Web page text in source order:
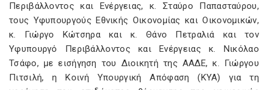
Περιβάλλοντος και Ενέργειας, κ. Σταύρο Παπασταύρου,
τους Υφυπουργούς Εθνικής Οικονομίας και Οικονομικών,
κ. Γιώργο Κώτσηρα και κ. Θάνο Πετραλιά και τον
Υφυπουργό Περιβάλλοντος και Ενέργειας κ. Νικόλαο
Τσάφο, με εισήγηση του Διοικητή της ΑΑΔΕ, κ. Γιώργου
Πιτσιλή, η Κοινή Υπουργική Απόφαση (ΚΥΑ) για τη